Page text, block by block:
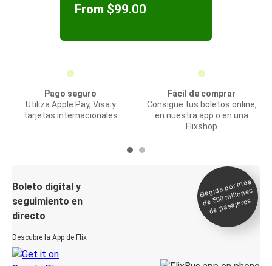
From $99.00
Pago seguro
Utiliza Apple Pay, Visa y
tarjetas internacionales
Fácil de comprar
Consigue tus boletos online,
en nuestra app o en una
Flixshop
Boleto digital y
seguimiento en
directo
Descubre la App de Flix
Elegida por
más
de 500
millones
de pasajeros